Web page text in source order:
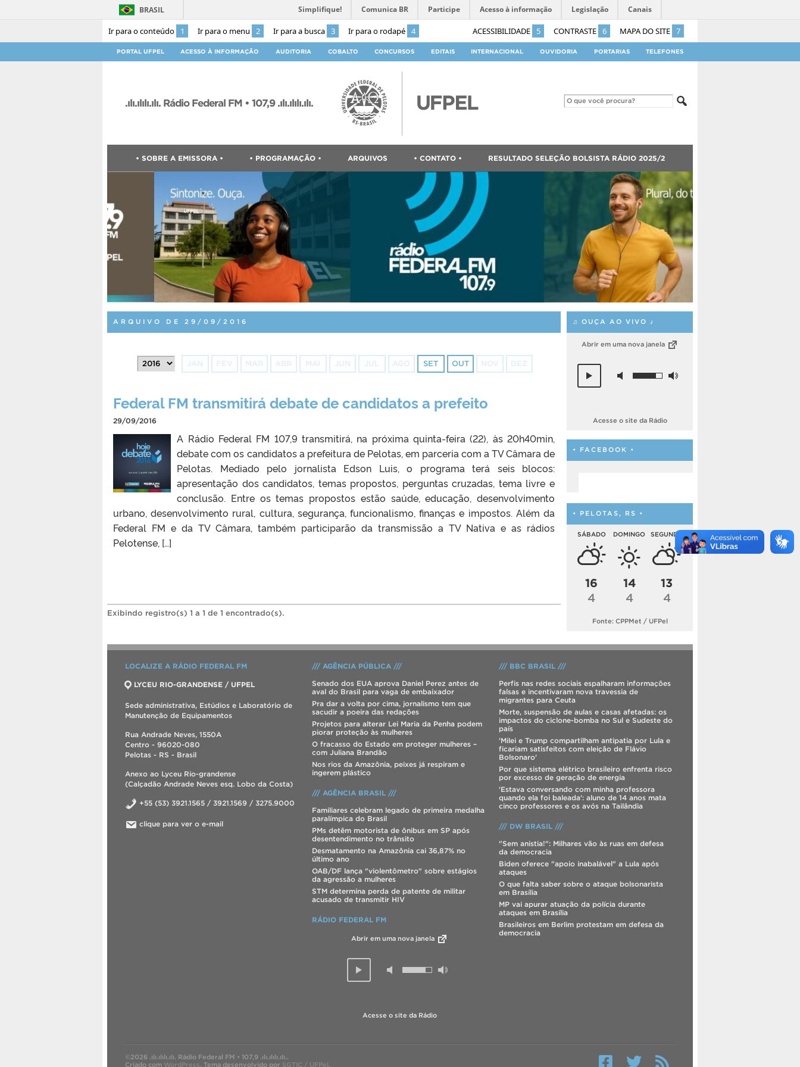
Ir para o conteúdo 1 Ir para o menu 2 Ir para a busca 3 Ir para o rodapé 4 ACESSIBILIDADE 5 CONTRASTE 6 MAPA DO SITE 7
BRASIL Simplifique! Comunica BR Participe Acesso à informação Legislação Canais
PORTAL UFPEL ACESSO À INFORMAÇÃO AUDITORIA COBALTO CONCURSOS EDITAIS INTERNACIONAL OUVIDORIA PORTARIAS TELEFONES
.ılı.ılılı.ılı. Rádio Federal FM • 107,9 .ılı.ılılı.ılı.
• SOBRE A EMISSORA • • PROGRAMAÇÃO • ARQUIVOS • CONTATO • RESULTADO SELEÇÃO BOLSISTA RÁDIO 2025/2
ARQUIVO DE 29/09/2016
JAN FEV MAR ABR MAI JUN JUL AGO SET OUT NOV DEZ
Federal FM transmitirá debate de candidatos a prefeito
29/09/2016
A Rádio Federal FM 107,9 transmitirá, na próxima quinta-feira (22), às 20h40min,
debate com os candidatos a prefeitura de Pelotas, em parceria com a TV Câmara de
Pelotas. Mediado pelo jornalista Edson Luis, o programa terá seis blocos:
apresentação dos candidatos, temas propostos, perguntas cruzadas, tema livre e
conclusão. Entre os temas propostos estão saúde, educação, desenvolvimento
urbano, desenvolvimento rural, cultura, segurança, funcionalismo, finanças e impostos. Além da
Federal FM e da TV Câmara, também participarão da transmissão a TV Nativa e as rádios
Pelotense, […]
Exibindo registro(s) 1 a 1 de 1 encontrado(s).
♫ OUÇA AO VIVO ♪
Abrir em uma nova janela
Acesse o site da Rádio
• FACEBOOK •
• PELOTAS, RS •
SÁBADO
16
4
DOMINGO
14
4
SEGUNDA
13
4
Fonte: CPPMet / UFPel
LOCALIZE A RÁDIO FEDERAL FM
LYCEU RIO-GRANDENSE / UFPEL
Sede administrativa, Estúdios e Laboratório de
Manutenção de Equipamentos
Rua Andrade Neves, 1550A
Centro - 96020-080
Pelotas - RS - Brasil
Anexo ao Lyceu Rio-grandense
(Calçadão Andrade Neves esq. Lobo da Costa)
+55 (53) 3921.1565 / 3921.1569 / 3275.9000
clique para ver o e-mail
/// AGÊNCIA PÚBLICA ///
Senado dos EUA aprova Daniel Perez antes de
aval do Brasil para vaga de embaixador
Pra dar a volta por cima, jornalismo tem que
sacudir a poeira das redações
Projetos para alterar Lei Maria da Penha podem
piorar proteção às mulheres
O fracasso do Estado em proteger mulheres –
com Juliana Brandão
Nos rios da Amazônia, peixes já respiram e
ingerem plástico
/// AGÊNCIA BRASIL ///
Familiares celebram legado de primeira medalha
paralímpica do Brasil
PMs detêm motorista de ônibus em SP após
desentendimento no trânsito
Desmatamento na Amazônia cai 36,87% no
último ano
OAB/DF lança "violentômetro" sobre estágios
da agressão a mulheres
STM determina perda de patente de militar
acusado de transmitir HIV
RÁDIO FEDERAL FM
Abrir em uma nova janela
Acesse o site da Rádio
/// BBC BRASIL ///
Perfis nas redes sociais espalharam informações
falsas e incentivaram nova travessia de
migrantes para Ceuta
Morte, suspensão de aulas e casas afetadas: os
impactos do ciclone-bomba no Sul e Sudeste do
país
'Milei e Trump compartilham antipatia por Lula e
ficariam satisfeitos com eleição de Flávio
Bolsonaro'
Por que sistema elétrico brasileiro enfrenta risco
por excesso de geração de energia
'Estava conversando com minha professora
quando ela foi baleada': aluno de 14 anos mata
cinco professores e os avós na Tailândia
/// DW BRASIL ///
"Sem anistia!": Milhares vão às ruas em defesa
da democracia
Biden oferece "apoio inabalável" a Lula após
ataques
O que falta saber sobre o ataque bolsonarista
em Brasília
MP vai apurar atuação da polícia durante
ataques em Brasília
Brasileiros em Berlim protestam em defesa da
democracia
©2026 .ılı.ılılı.ılı. Rádio Federal FM • 107,9 .ılı.ılılı.ılı..
Criado com WordPress. Tema desenvolvido por SGTIC / UFPel.